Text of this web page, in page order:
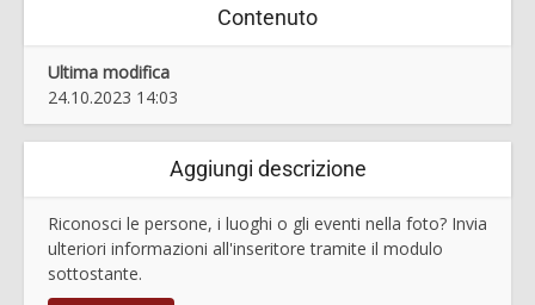
Contenuto
Ultima modifica
24.10.2023 14:03
Aggiungi descrizione
Riconosci le persone, i luoghi o gli eventi nella foto? Invia
ulteriori informazioni all'inseritore tramite il modulo
sottostante.